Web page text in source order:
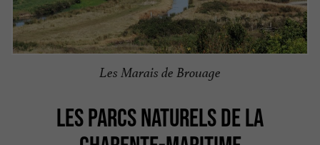
Les Marais de Brouage
LES PARCS NATURELS DE LA